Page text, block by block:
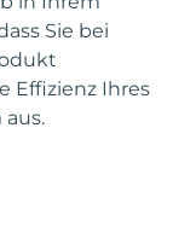
Sie bei
Effizienz Ihres
aus.